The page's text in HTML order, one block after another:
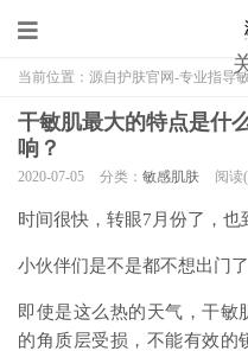
当前位置： 源自护肤官网-专业指导
干敏肌最大的特点是什
响？
2020-07-05 分类： 敏感肌肤 阅读
时间很快，转眼7月份了，也
小伙伴们是不是都不想出门了
即使是这么热的天气，干敏
的角质层受损，不能有效的